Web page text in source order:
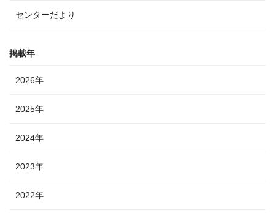
センターだより
掲載年
2026年
2025年
2024年
2023年
2022年